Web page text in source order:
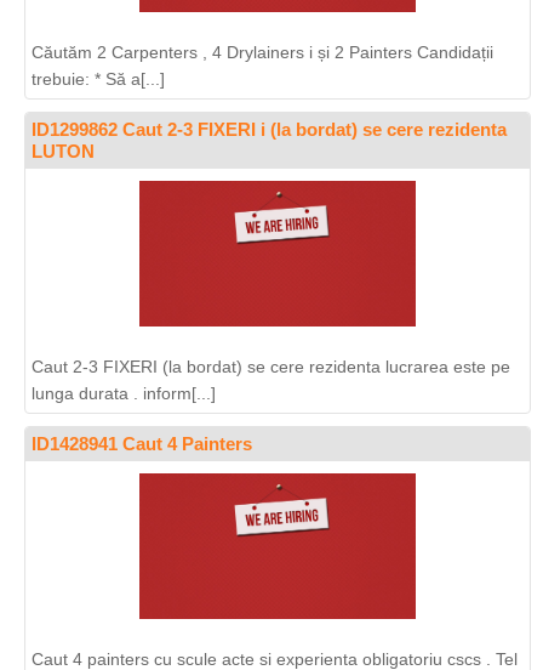
Căutăm 2 Carpenters , 4 Drylainers i și 2 Painters Candidații
trebuie: * Să a[...]
ID1299862 Caut 2-3 FIXERI i (la bordat) se cere rezidenta
LUTON
Caut 2-3 FIXERI (la bordat) se cere rezidenta lucrarea este pe
lunga durata . inform[...]
ID1428941 Caut 4 Painters
Caut 4 painters cu scule acte si experienta obligatoriu cscs . Tel